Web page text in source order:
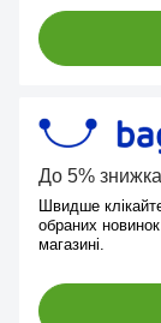
До 5%
Швидше
обраних
магазині.